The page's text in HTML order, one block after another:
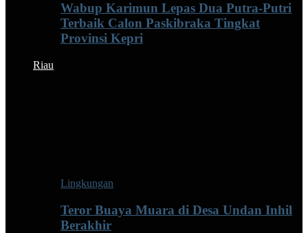
Wabup Karimun Lepas Dua Putra-Putri
Terbaik Calon Paskibraka Tingkat
Provinsi Kepri
Riau
Lingkungan
Teror Buaya Muara di Desa Undan Inhil
Berakhir